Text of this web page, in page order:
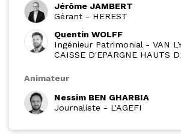
Jérôme JAMBERT
Gérant - HEREST
Quentin WOLFF
Ingénieur Patrimonial - VAN
CAISSE D'EPARGNE HAUTS
Animateur
Nessim BEN GHARBIA
Journaliste - L'AGEFI